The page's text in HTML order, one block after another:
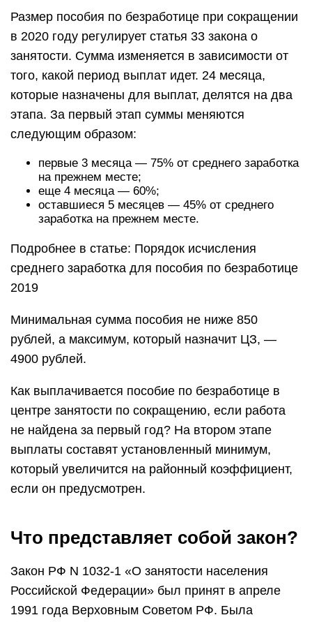
Размер пособия по безработице при сокращении
в 2020 году регулирует статья 33 закона о
занятости. Сумма изменяется в зависимости от
того, какой период выплат идет. 24 месяца,
которые назначены для выплат, делятся на два
этапа. За первый этап суммы меняются
следующим образом:
первые 3 месяца — 75% от среднего заработка
на прежнем месте;
еще 4 месяца — 60%;
оставшиеся 5 месяцев — 45% от среднего
заработка на прежнем месте.
Подробнее в статье: Порядок исчисления
среднего заработка для пособия по безработице
2019
Минимальная сумма пособия не ниже 850
рублей, а максимум, который назначит ЦЗ, —
4900 рублей.
Как выплачивается пособие по безработице в
центре занятости по сокращению, если работа
не найдена за первый год? На втором этапе
выплаты составят установленный минимум,
который увеличится на районный коэффициент,
если он предусмотрен.
Что представляет собой закон?
Закон РФ N 1032-1 «О занятости населения
Российской Федерации» был принят в апреле
1991 года Верховным Советом РФ. Была